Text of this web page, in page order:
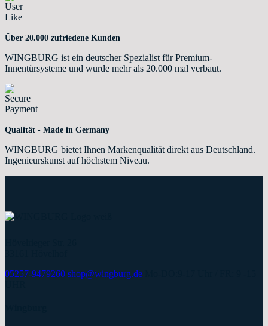
Über 20.000 zufriedene Kunden
WINGBURG ist ein deutscher Spezialist für Premium-
Innentürsysteme und wurde mehr als 20.000 mal verbaut.
Qualität - Made in Germany
WINGBURG bietet Ihnen Markenqualität direkt aus Deutschland.
Ingenieurskunst auf höchstem Niveau.
05257-9479260 shop@wingburg.de